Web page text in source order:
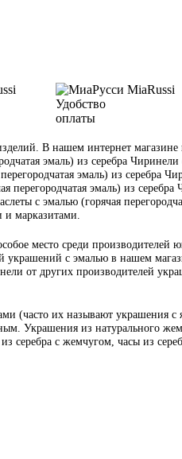
Удобство
оплаты
В нашем интернет
эмаль) из серебра
эмаль) из серебра
перегородчатая эмаль) из
с эмалью (горячая
марказитами.
место среди
с эмалью в нашем
от других производителей
(часто их называют украшения
Украшения из натурального
серебра с жемчугом, часы из